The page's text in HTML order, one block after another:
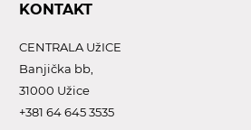
KONTAKT
CENTRALA UžICE
Banjička bb,
31000 Užice
+381 64 645 3535